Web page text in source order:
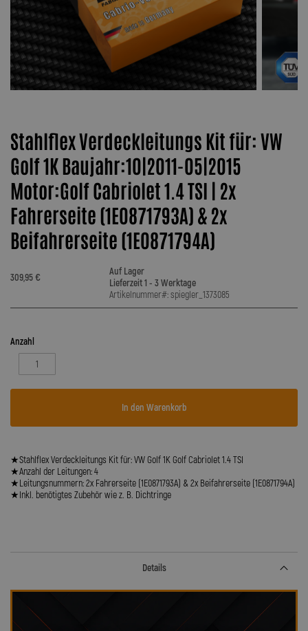
Stahlflex Verdeckleitungs Kit für: VW
Golf 1K Baujahr:10|2011-05|2015
Motor:Golf Cabriolet 1.4 TSI | 2x
Fahrerseite (1E0871793A) & 2x
Beifahrerseite (1E0871794A)
309,95 €
Auf Lager
Lieferzeit 1 - 3 Werktage
Artikelnummer#: spiegler_1373085
Anzahl
In den Warenkorb
★Stahlflex Verdeckleitungs Kit für: VW Golf 1K Golf Cabriolet 1.4 TSI
★Anzahl der Leitungen: 4
★Leitungsnummern: 2x Fahrerseite (1E0871793A) & 2x Beifahrerseite (1E0871794A)
★Inkl. benötigtes Zubehör wie z. B. Dichtringe
Details